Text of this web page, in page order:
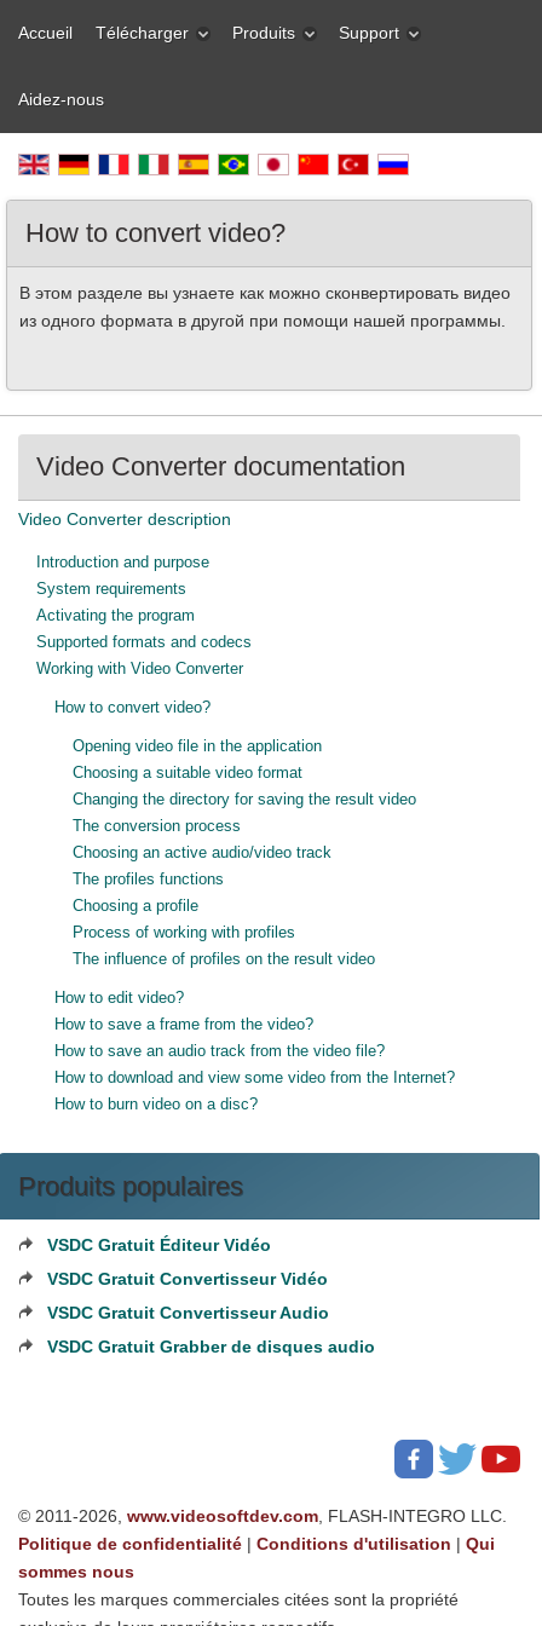
Accueil Télécharger Produits Support
Aidez-nous
How to convert video?
В этом разделе вы узнаете как можно сконвертировать видео
из одного формата в другой при помощи нашей программы.
Video Converter documentation
Video Converter description
Introduction and purpose
System requirements
Activating the program
Supported formats and codecs
Working with Video Converter
How to convert video?
Opening video file in the application
Choosing a suitable video format
Changing the directory for saving the result video
The conversion process
Choosing an active audio/video track
The profiles functions
Choosing a profile
Process of working with profiles
The influence of profiles on the result video
How to edit video?
How to save a frame from the video?
How to save an audio track from the video file?
How to download and view some video from the Internet?
How to burn video on a disc?
Produits populaires
VSDC Gratuit Éditeur Vidéo
VSDC Gratuit Convertisseur Vidéo
VSDC Gratuit Convertisseur Audio
VSDC Gratuit Grabber de disques audio
© 2011-2026, www.videosoftdev.com , FLASH-INTEGRO LLC.
Politique de confidentialité | Conditions d'utilisation | Qui
sommes nous
Toutes les marques commerciales citées sont la propriété